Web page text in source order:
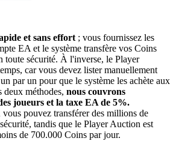
et sans effort ; vous fournissez les
EA et le système transfère vos Coins
toute sécurité. À l'inverse, le Player
car vous devez lister manuellement
par un pour que le système les achète aux
deux méthodes, nous couvrons
joueurs et la taxe EA de 5%.
pouvez transférer des millions de
tandis que le Player Auction est
de 700.000 Coins par jour.